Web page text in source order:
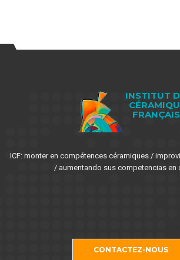
INSTITUT
ICF: monter en compétences céramiques /
/ aumentando sus competencias en
CONTACTEZ-NOUS